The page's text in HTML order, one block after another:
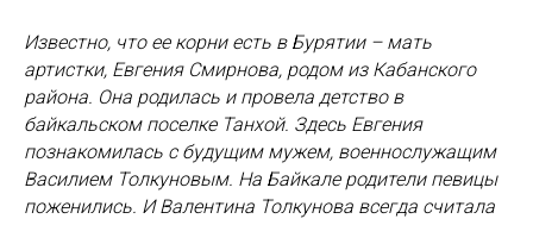
Известно, что ее корни есть в Бурятии – мать
артистки, Евгения Смирнова, родом из Кабанского
района. Она родилась и провела детство в
байкальском поселке Танхой. Здесь Евгения
познакомилась с будущим мужем, военнослужащим
Василием Толкуновым. На Байкале родители певицы
поженились. И Валентина Толкунова всегда считала